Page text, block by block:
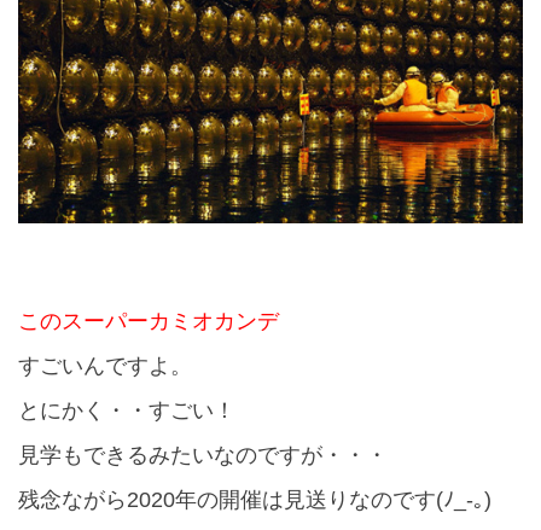
このスーパーカミオカンデ
すごいんですよ。
とにかく・・すごい！
見学もできるみたいなのですが・・・
残念ながら 2020年の開催は見送りなのです(ﾉ_-｡)